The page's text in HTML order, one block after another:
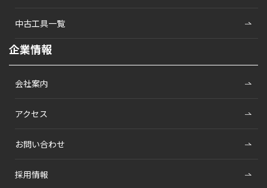
中古工具一覧
企業情報
会社案内
アクセス
お問い合わせ
採用情報